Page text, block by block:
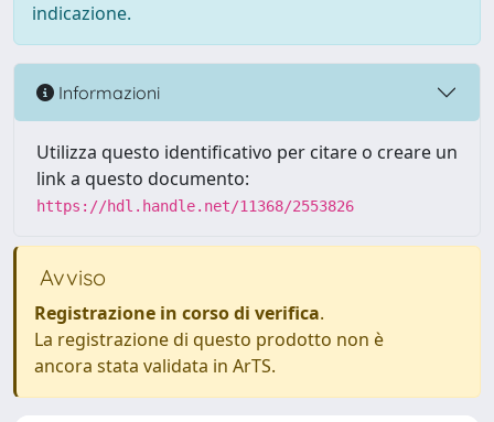
indicazione.
Informazioni
Utilizza questo identificativo per citare o creare un
link a questo documento:
https://hdl.handle.net/11368/2553826
Avviso
Registrazione in corso di verifica.
La registrazione di questo prodotto non è
ancora stata validata in ArTS.